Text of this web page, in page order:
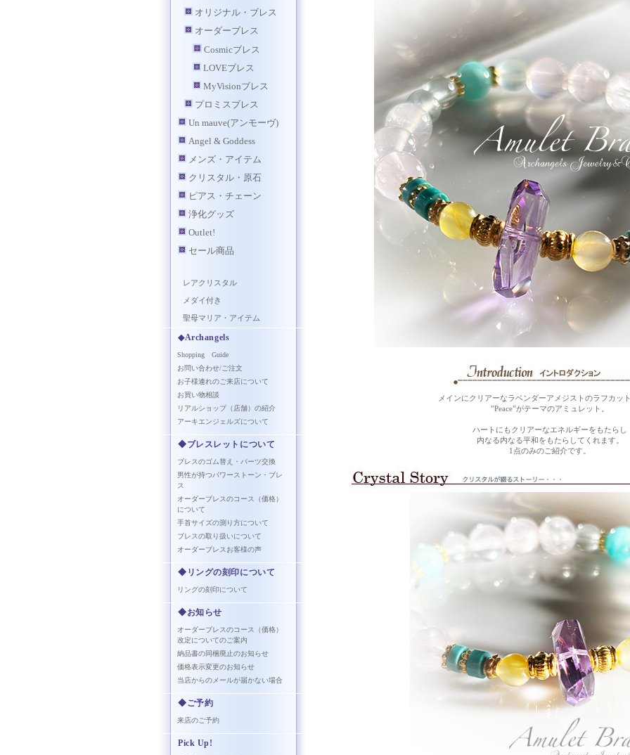
オリジナル・ブレス
オーダーブレス
Cosmicブレス
LOVEブレス
MyVisionブレス
プロミスブレス
Un mauve(アンモーヴ)
Angel & Goddess
メンズ・アイテム
クリスタル・原石
ピアス・チェーン
浄化グッズ
Outlet!
セール商品
レアクリスタル
メダイ付き
聖母マリア・アイテム
◆Archangels
Shopping Guide
お問い合わせ/ご注文
お子様連れのご来店について
お買い物相談
リアルショップ（店舗）の紹介
アーキエンジェルズについて
◆ブレスレットについて
ブレスのゴム替え・パーツ交換
男性が持つパワーストーン・ブレ
ス
オーダーブレスのコース（価格）
について
手首サイズの測り方について
ブレスの取り扱いについて
オーダーブレスお客様の声
◆リングの刻印について
リングの刻印について
◆お知らせ
オーダーブレスのコース（価格）
改定についてのご案内
納品書の同梱廃止のお知らせ
価格表示変更のお知らせ
当店からのメールが届かない場合
◆ご予約
来店のご予約
Pick Up!
メインにクリアーなラベンダーアメジストのラフカッ
”Peace”がテーマのアミュレット。
ハートにもクリアーなエネルギーをもたらし
内なる内なる平和をもたらしてくれます。
1点のみのご紹介です。